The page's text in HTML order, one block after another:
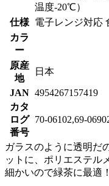
温度-20℃）
仕様 電子レンジ対応
カラ
ー
原産
地
日本
JAN 4954267157419
カタ
ログ
番号
70-06102,69-
ガラスのように透明だ
ットに、ポリエステル
細かいので緑茶に最適